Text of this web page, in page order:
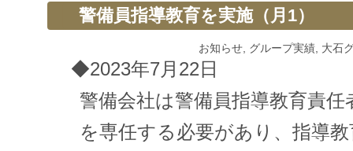
警備員指導教育を実施（月1）
お知らせ グループ実績 大石
◆2023年7月22日
警備会社は警備員指導教育責
を専任する必要があり、指導